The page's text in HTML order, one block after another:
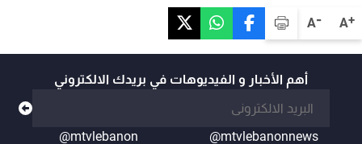
A+
A-
أهم الأخبار و الفيديوهات في بريدك الالكتروني
@mtvlebanonnews
@mtvlebanon